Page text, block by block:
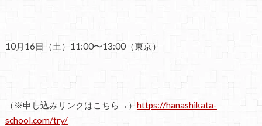
10月16日（土）11:00〜13:00（東京）
（※申し込みリンクはこちら→） https://hanashikata-
school.com/try/